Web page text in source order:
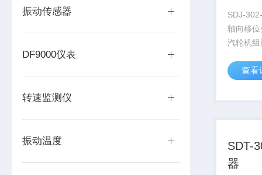
振动传感器
DF9000仪表
转速监测仪
振动温度
送器
SDJ-
轴向移
汽轮机
完成位
变送器
查看
SDT-
器